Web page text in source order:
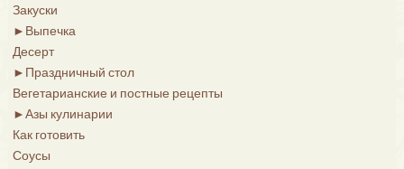
Закуски
► Выпечка
Десерт
► Праздничный стол
Вегетарианские и постные рецепты
►Азы кулинарии
Как готовить
Соусы